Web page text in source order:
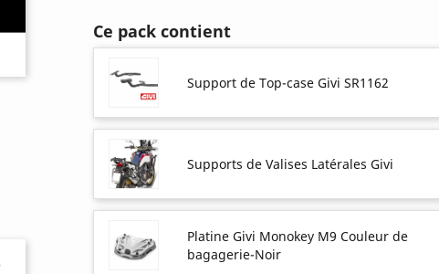
Ce pack contient
Support de Top-case Givi SR1162
Supports de Valises Latérales Givi
Platine Givi Monokey M9 Couleur de
bagagerie-Noir